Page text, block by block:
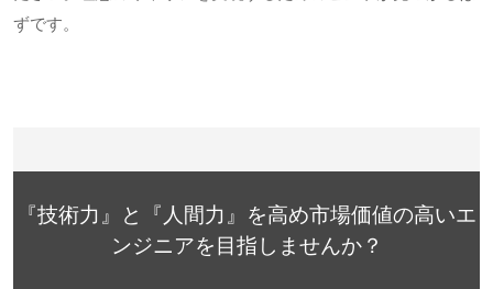
ずです。
『技術力』と『人間力』を高め市場価値の高いエ
ンジニアを目指しませんか？